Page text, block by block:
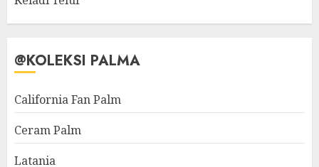
@KOLEKSI PALMA
California Fan Palm
Ceram Palm
Latania